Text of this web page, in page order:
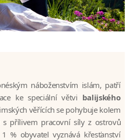
náboženstvím islám, patří
ke speciální větvi balijského
věřících se pohybuje kolem
přílivem pracovní síly z ostrovů
% obyvatel vyznává křesťanství